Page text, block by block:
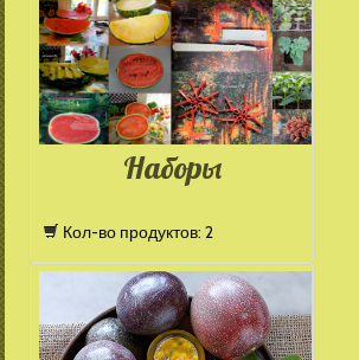
Наборы
Кол-во продуктов: 2